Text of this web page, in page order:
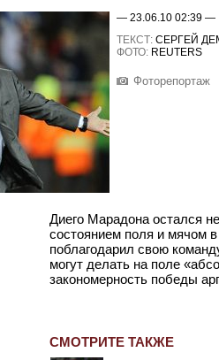
— 23.06.10 02:39 —
ТЕКСТ: СЕРГЕЙ
ФОТО: REUTERS
Фоторепортаж
Диего Марадона остался
состоянием поля и мячом
поблагодарил свою
могут делать на поле
закономерность победы
СМОТРИТЕ ТАКЖЕ